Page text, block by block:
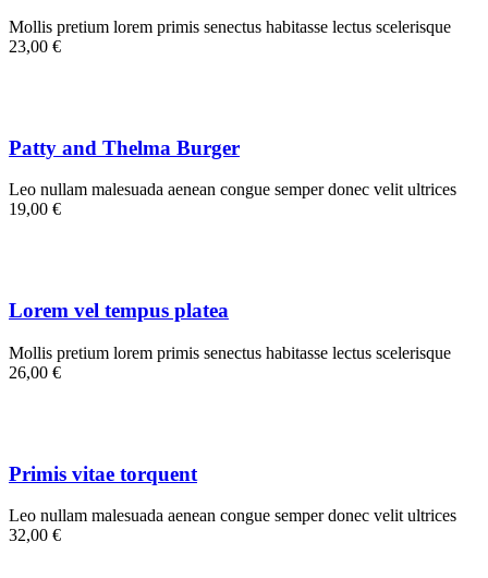
Mollis pretium lorem primis senectus habitasse lectus scelerisque
23,00 €
Patty and Thelma Burger
Leo nullam malesuada aenean congue semper donec velit ultrices
19,00 €
Lorem vel tempus platea
Mollis pretium lorem primis senectus habitasse lectus scelerisque
26,00 €
Primis vitae torquent
Leo nullam malesuada aenean congue semper donec velit ultrices
32,00 €